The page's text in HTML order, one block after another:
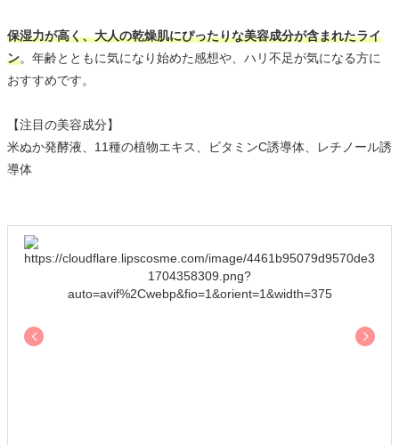
保湿力が高く、大人の乾燥肌にぴったりな美容成分が含まれたライ
ン。年齢とともに気になり始めた感想や、ハリ不足が気になる方に
おすすめです。
【注目の美容成分】
米ぬか発酵液、11種の植物エキス、ビタミンC誘導体、レチノール誘
導体